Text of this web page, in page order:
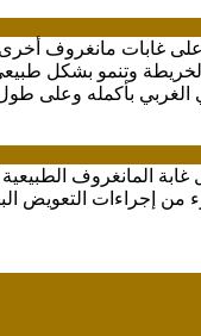
غابات مانغروف أخرى
وتنمو بشكل
المانغروف
إجراءات التعويض